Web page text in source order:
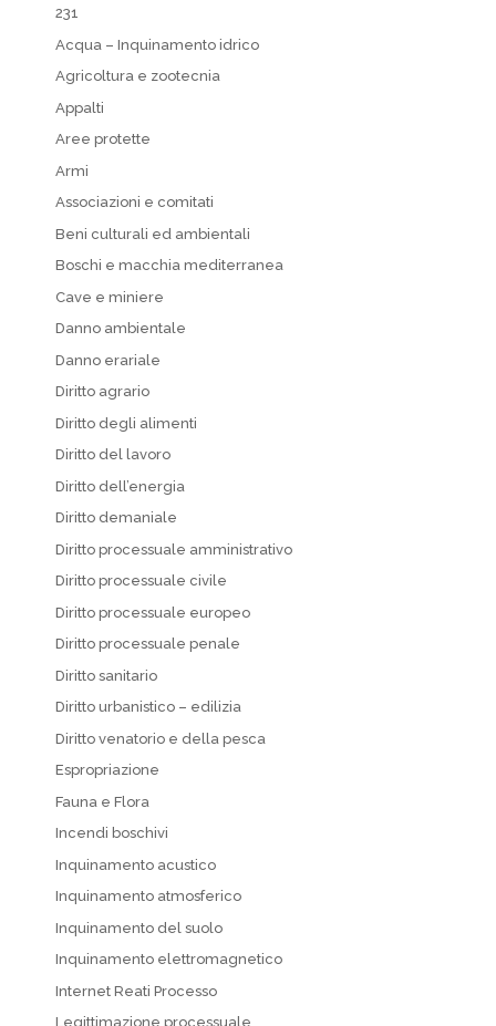
231
Acqua – Inquinamento idrico
Agricoltura e zootecnia
Appalti
Aree protette
Armi
Associazioni e comitati
Beni culturali ed ambientali
Boschi e macchia mediterranea
Cave e miniere
Danno ambientale
Danno erariale
Diritto agrario
Diritto degli alimenti
Diritto del lavoro
Diritto dell’energia
Diritto demaniale
Diritto processuale amministrativo
Diritto processuale civile
Diritto processuale europeo
Diritto processuale penale
Diritto sanitario
Diritto urbanistico – edilizia
Diritto venatorio e della pesca
Espropriazione
Fauna e Flora
Incendi boschivi
Inquinamento acustico
Inquinamento atmosferico
Inquinamento del suolo
Inquinamento elettromagnetico
Internet Reati Processo
Legittimazione processuale